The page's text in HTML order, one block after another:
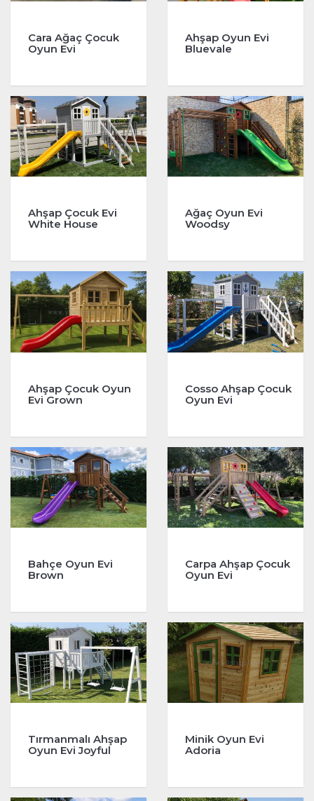
Cara Ağaç Çocuk
Oyun Evi
Ahşap Oyun Evi
Bluevale
Ahşap Çocuk Evi
White House
Ağaç Oyun Evi
Woodsy
Ahşap Çocuk Oyun
Evi Grown
Cosso Ahşap Çocuk
Oyun Evi
Bahçe Oyun Evi
Brown
Carpa Ahşap Çocuk
Oyun Evi
Tırmanmalı Ahşap
Oyun Evi Joyful
Minik Oyun Evi
Adoria